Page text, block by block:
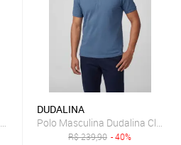
Kit Polo Aramis Masculina Basic Piquet Branca/Preta
DUDALINA
Polo Masculina Dudalina
R$239,90 - 40%